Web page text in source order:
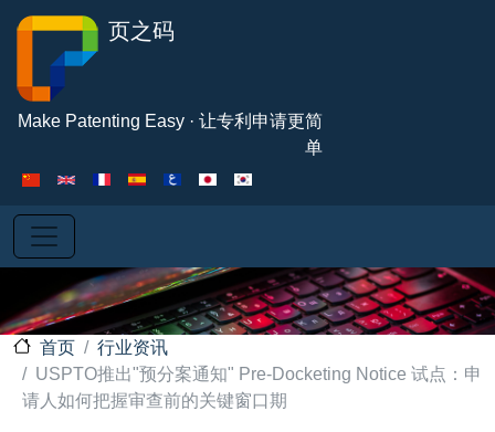
页之码
Make Patenting Easy · 让专利申请更简
单
首页
行业资讯
USPTO推出"预分案通知" Pre-Docketing Notice 试点：申
请人如何把握审查前的关键窗口期